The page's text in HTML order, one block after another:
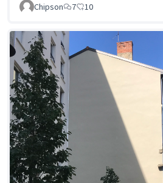
Chipson
7 10